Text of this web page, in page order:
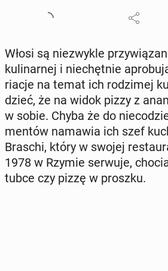
Włosi są nie­zwy­kle
ku­li­nar­nej i nie­chęt­nie
ria­cje na temat ich ro­dzi­mej
dzieć, że na widok pizzy z
w sobie. Chyba że do
men­tów namawia ich szef
Braschi, który w swojej
1978 w Rzymie serwuje,
tubce czy pizzę w proszku.